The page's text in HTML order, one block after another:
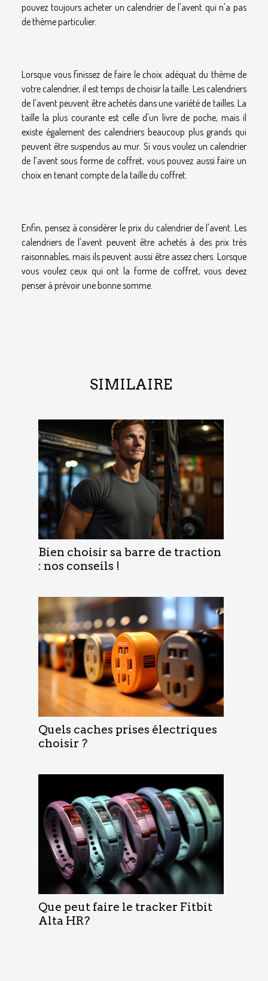
pouvez toujours acheter un calendrier de l'avent qui n'a pas
de thème particulier.
Lorsque vous finissez de faire le choix adéquat du thème de
votre calendrier, il est temps de choisir la taille. Les calendriers
de l'avent peuvent être achetés dans une variété de tailles. La
taille la plus courante est celle d'un livre de poche, mais il
existe également des calendriers beaucoup plus grands qui
peuvent être suspendus au mur. Si vous voulez un calendrier
de l’avent sous forme de coffret, vous pouvez aussi faire un
choix en tenant compte de la taille du coffret.
Enfin, pensez à considérer le prix du calendrier de l'avent. Les
calendriers de l'avent peuvent être achetés à des prix très
raisonnables, mais ils peuvent aussi être assez chers. Lorsque
vous voulez ceux qui ont la forme de coffret, vous devez
penser à prévoir une bonne somme.
SIMILAIRE
Bien choisir sa barre de traction
: nos conseils !
Quels caches prises électriques
choisir ?
Que peut faire le tracker Fitbit
Alta HR?